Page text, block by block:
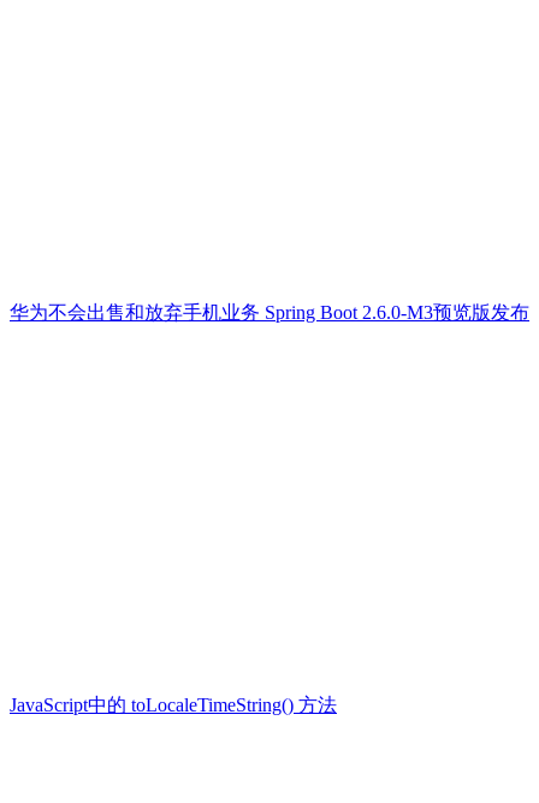
华为不会出售和放弃手机业务 Spring Boot 2.6.0-M3预览版发布
JavaScript中的 toLocaleTimeString() 方法